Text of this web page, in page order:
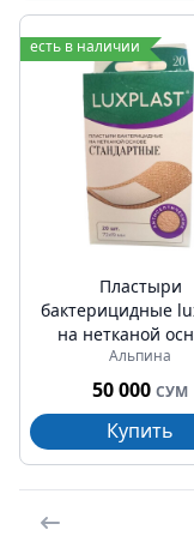
есть в наличии
Пластыри
бактерицидные
на нетканой
стандартные
Альпина
50 000 СУМ
Купить